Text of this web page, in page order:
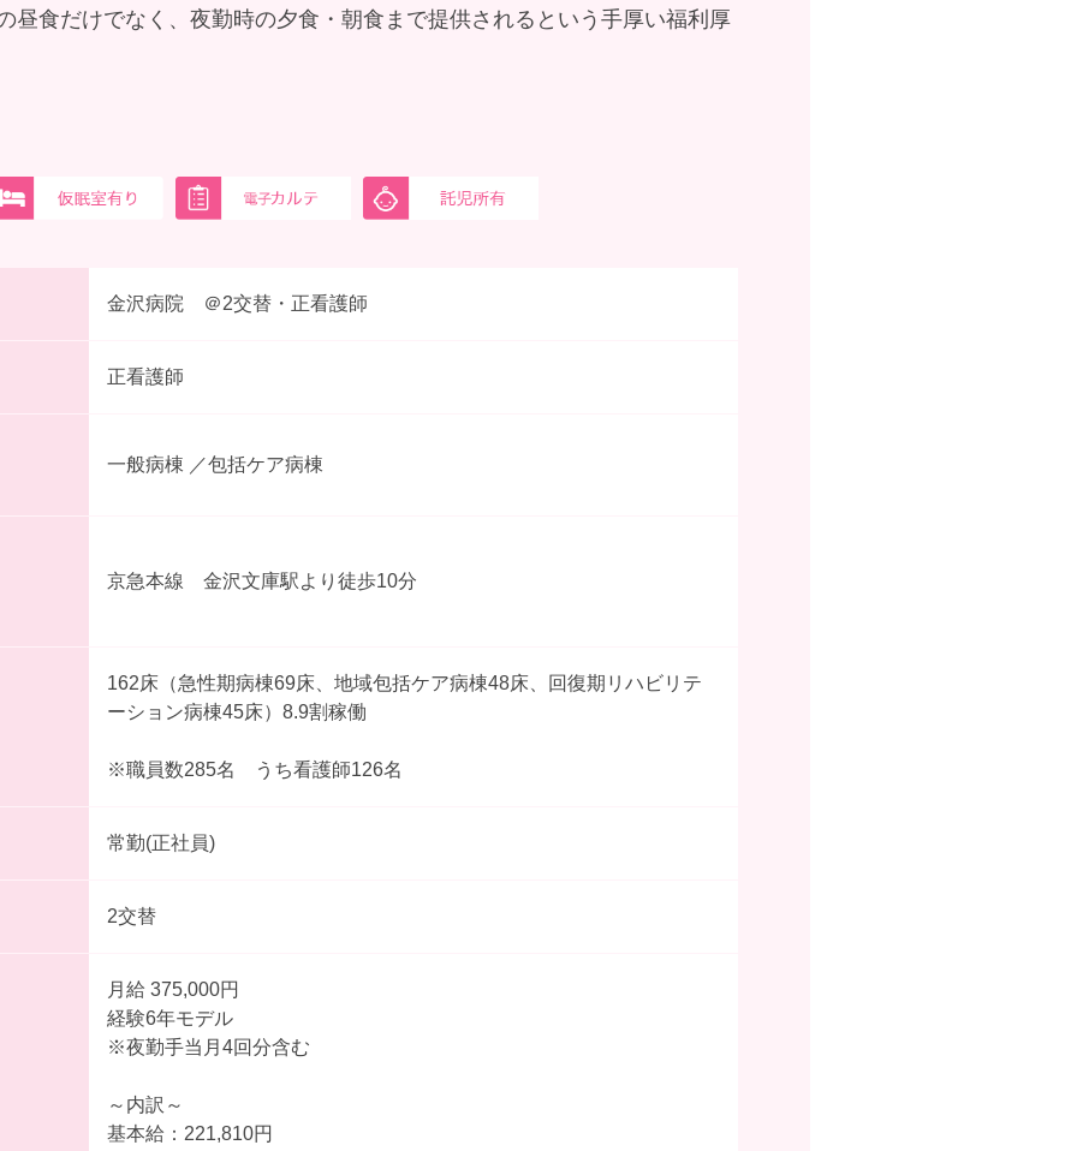
昼食だけでなく、夜勤時の夕食・朝食まで提供されるという手厚い福利厚
金沢病院 ＠2交替・正看護師
正看護師
一般病棟 ／包括ケア病棟
京急本線 金沢文庫駅より徒歩10分
162床（急性期病棟69床、地域包括ケア病棟48床、回復期リハビリテ
ーション病棟45床）8.9割稼働
※職員数285名 うち看護師126名
常勤(正社員)
2交替
月給 375,000円
経験6年モデル
※夜勤手当月4回分含む
～内訳～
基本給：221,810円